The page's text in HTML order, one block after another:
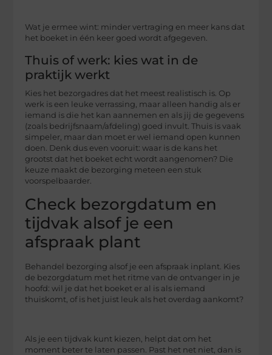
Wat je ermee wint: minder vertraging en meer kans dat
het boeket in één keer goed wordt afgegeven.
Thuis of werk: kies wat in de
praktijk werkt
Kies het bezorgadres dat het meest realistisch is. Op
werk is een leuke verrassing, maar alleen handig als er
iemand is die het kan aannemen en als jij de gegevens
(zoals bedrijfsnaam/afdeling) goed invult. Thuis is vaak
simpeler, maar dan moet er wel iemand open kunnen
doen. Denk dus even vooruit: waar is de kans het
grootst dat het boeket echt wordt aangenomen? Die
keuze maakt de bezorging meteen een stuk
voorspelbaarder.
Check bezorgdatum en
tijdvak alsof je een
afspraak plant
Behandel bezorging alsof je een afspraak inplant. Kies
de bezorgdatum met het ritme van de ontvanger in je
hoofd: wil je dat het boeket er al is als iemand
thuiskomt, of is het juist leuk als het overdag aankomt?
Als je een tijdvak kunt kiezen, helpt dat om het
moment beter te laten passen. Past het net niet, dan is